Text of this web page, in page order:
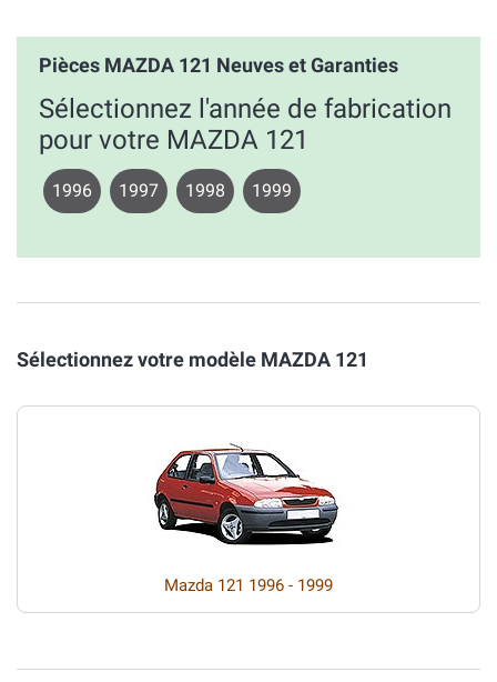
Pièces MAZDA 121 Neuves et Garanties
Sélectionnez l'année de fabrication
pour votre MAZDA 121
1996 1997 1998 1999
Sélectionnez votre modèle MAZDA 121
Mazda 121 1996 - 1999